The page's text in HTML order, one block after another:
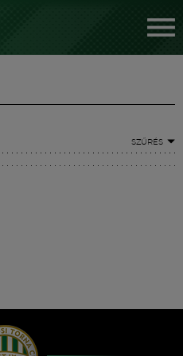
SZŰRÉS